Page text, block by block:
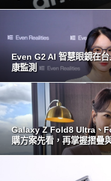
Even G2 AI 智慧眼鏡在
康監測
Galaxy Z Fold8 Ultra、
購方案先看，再掌握摺疊